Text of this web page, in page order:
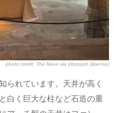
photo credit: The Nave via photopin (license)
られています。天井が高く
白く巨大な柱など石造の重